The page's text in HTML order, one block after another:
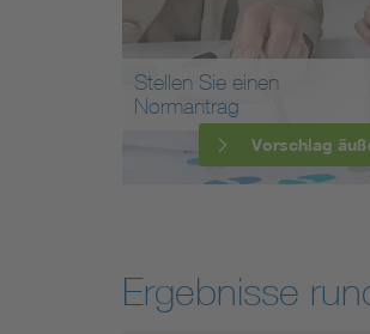
Stellen Sie einen
Normantrag
Vorschlag
Ergebnisse